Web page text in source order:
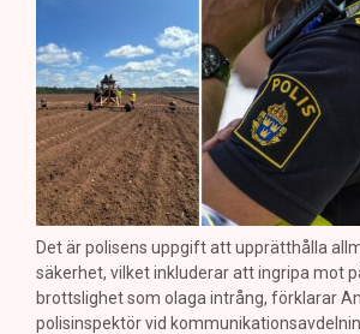
Det är polisens uppgift att upprätthålla
säkerhet, vilket inkluderar att ingripa mot
brottslighet som olaga intrång, förklarar
polisinspektör vid